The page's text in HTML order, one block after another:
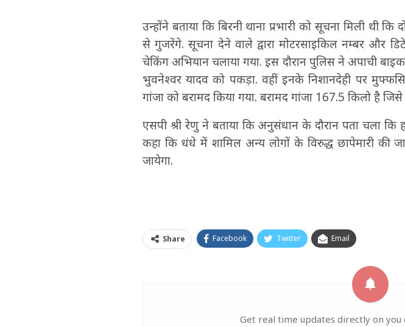
उन्होंने बताया कि बिरनी थाना प्रभारी को सूचना मिली थी
से गुजरेंगे. सूचना देने वाले द्वारा मोटरसाइकिल नम्बर और
चेकिंग अभियान चलाया गया. इस दौरान पुलिस ने अपाची
भुवनेश्वर यादव को पकड़ा. वहीं इनके निशानदेही पर
गांजा को बरामद किया गया. बरामद गांजा 167.5 किलो है
एसपी श्री रेणु ने बताया कि अनुसंधान के दौरान पता चला कि
कहा कि धंधे में शामिल अन्य लोगों के विरुद्ध छापेमारी की
जायेगा.
Share Facebook Twitter Email
Get real time updates directly on you